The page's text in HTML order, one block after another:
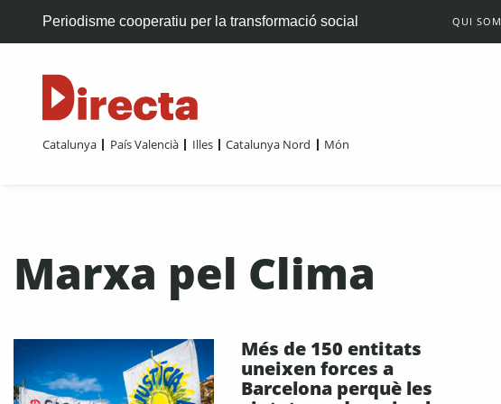
Periodisme cooperatiu per la transformació social QUI SOM
Catalunya País Valencià Illes Catalunya Nord Món
Marxa pel Clima
Més de 150 entitats
uneixen forces a
Barcelona perquè les